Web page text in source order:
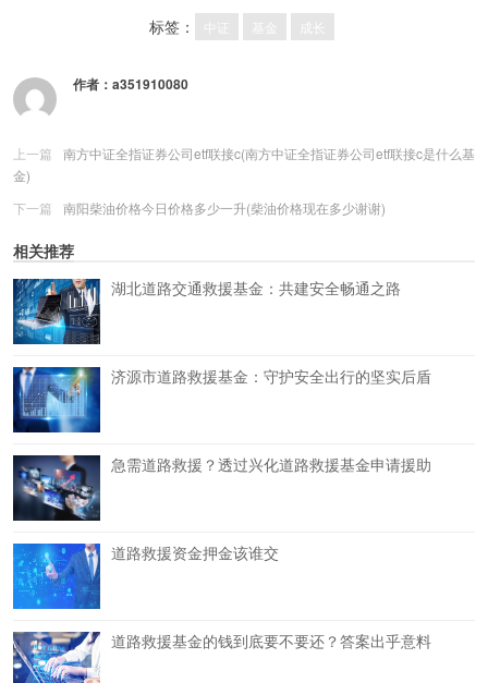
标签： 中证 成长
作者： a351910080
上一篇
南方中证全指证券公司etf联接c(南方中证全指证券公司etf联接c是什么基
金)
下一篇
南阳柴油价格今日价格多少一升(柴油价格现在多少谢谢)
相关推荐
湖北道路交通救援基金：共建安全畅通之路
济源市道路救援基金：守护安全出行的坚实后盾
急需道路救援？透过兴化道路救援基金申请援助
道路救援资金押金该谁交
道路救援基金的钱到底要不要还？答案出乎意料